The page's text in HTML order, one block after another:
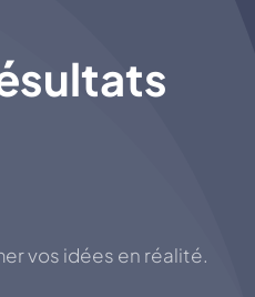
vos idées en réalité.